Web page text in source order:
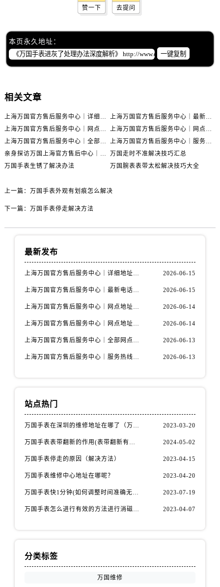
赞一下 去提问
本页永久地址：
一键复制
相关文章
上海万国官方售后服务中心｜详细地址与售后电话权威信息公示（2026年6月最新）
上海万国官方售后服务中心｜最新电话及地址权威信息公示（2026年6月最新）
上海万国官方售后服务中心｜网点地址及热线权威信息公示（2026年6月最新）
上海万国官方售后服务中心｜网点地址与服务热线权威信息公示（2026年6月最新）
上海万国官方售后服务中心｜全部网点地址电话权威信息公示（2026年6月最新）
上海万国官方售后服务中心｜服务热线及办公地址权威信息公示（2026年6月最新）
亲身探访万国上海官方售后中心｜地址报修全流程真实经历（2026年6月最新）
万国走时不准解决技巧汇总
万国手表生锈了解决办法
万国腕表表带太松解决技巧大全
上一篇： 万国手表外观有划痕怎么解决
下一篇： 万国手表停走解决方法
最新发布
上海万国官方售后服务中心｜详细地址与售后电话权威信息公示（2026年6月最新） 2026-06-15
上海万国官方售后服务中心｜最新电话及地址权威信息公示（2026年6月最新） 2026-06-15
上海万国官方售后服务中心｜网点地址及热线权威信息公示（2026年6月最新） 2026-06-14
上海万国官方售后服务中心｜网点地址与服务热线权威信息公示（2026年6月最新） 2026-06-14
上海万国官方售后服务中心｜全部网点地址电话权威信息公示（2026年6月最新） 2026-06-13
上海万国官方售后服务中心｜服务热线及办公地址权威信息公示（2026年6月最新） 2026-06-13
站点热门
万国手表在深圳的维修地址在哪了（万国手表如何更换表带） 2023-03-20
万国手表表带翻新的作用(表带翻新有什么用) 2024-05-02
万国手表停走的原因（解决方法） 2023-04-15
万国手表维修中心地址在哪呢？ 2023-04-20
万国手表快1分钟(如何调整时间准确无误) 2023-07-19
万国手表怎么进行有效的方法进行消磁呢(机械手表消磁) 2023-04-07
分类标签
万国维修